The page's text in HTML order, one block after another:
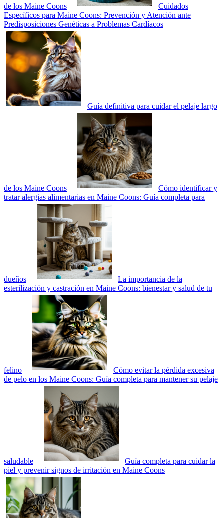
de los Maine Coons
Cuidados
Específicos para Maine Coons: Prevención y Atención ante
Predisposiciones Genéticas a Problemas Cardíacos
Guía definitiva para cuidar el pelaje largo
de los Maine Coons
Cómo identificar y
tratar alergias alimentarias en Maine Coons: Guía completa para
dueños
La importancia de la
esterilización y castración en Maine Coons: bienestar y salud de tu
felino
Cómo evitar la pérdida excesiva
de pelo en los Maine Coons: Guía completa para mantener su pelaje
saludable
Guía completa para cuidar la
piel y prevenir signos de irritación en Maine Coons